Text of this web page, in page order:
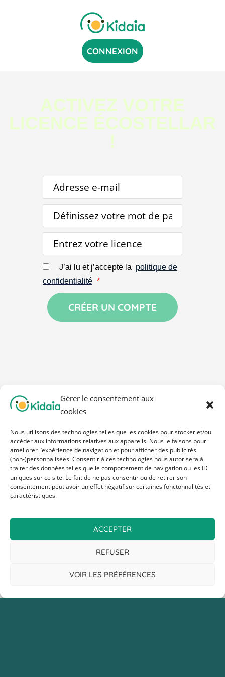
Gérer le consentement aux
cookies
Nous utilisons des technologies telles que les cookies pour stocker et/ou
accéder aux informations relatives aux appareils. Nous le faisons pour
améliorer l’expérience de navigation et pour afficher des publicités
(non-)personnalisées. Consentir à ces technologies nous autorisera à
traiter des données telles que le comportement de navigation ou les ID
uniques sur ce site. Le fait de ne pas consentir ou de retirer son
consentement peut avoir un effet négatif sur certaines fonctonnalités et
caractéristiques.
ACCEPTER
REFUSER
VOIR LES PRÉFÉRENCES
CONNEXION
ACTIVEZ VOTRE
LICENCE ÉCOSTELLAR
!
J’ai lu et j’accepte la politique de
confidentialité *